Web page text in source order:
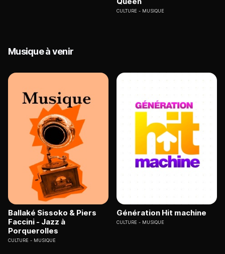
CULTURE MUSIQUE
Musique à venir
Ballaké Sissoko & Piers
Faccini - Jazz à
Porquerolles
CULTURE MUSIQUE
Génération Hit machine
CULTURE MUSIQUE